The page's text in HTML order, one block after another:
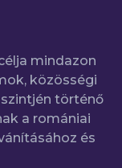
mindazon
közösségi
történő
a romániai
és